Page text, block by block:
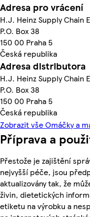
Adresa pro vrácení
H.J. Heinz Supply Chain
P.O. Box 38
150 00 Praha 5
Česká republika
Adresa distributora
H.J. Heinz Supply Chain
P.O. Box 38
150 00 Praha 5
Česká republika
Zobrazit vše Omáčky a
Příprava a
Přestože je zajištění
nejvyšší péče, jsou
aktualizovány tak, že
živin, dietetických
etiketu na výrobku a